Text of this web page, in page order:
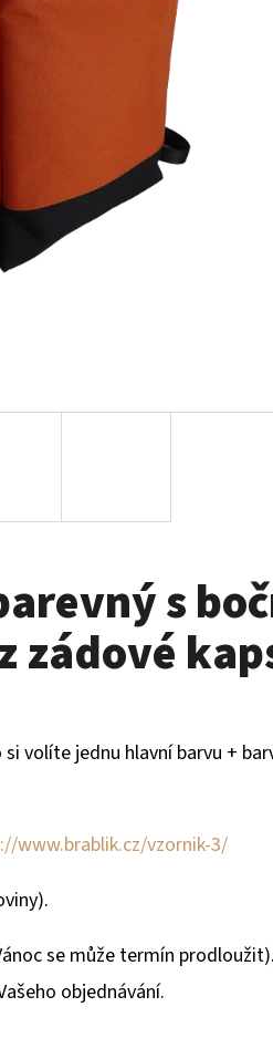
s
zádové
volíte jednu hlavní barvu +
www.brablik.cz/vzornik-3/
se může termín
objednávání.
SKLADEM - OBAL NA ŠAMANSKÝ BUBEN -